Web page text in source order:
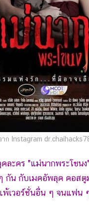
ก Instagram
ละคร "แม่นากพระโขน
กัน กับเมคอัพลุค คอสตู
เวอร์ชั่นอื่น ๆ จนแฟน